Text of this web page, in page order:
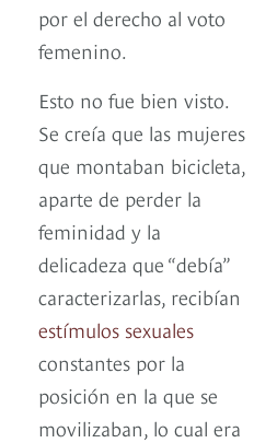
por el derecho al voto
femenino.
Esto no fue bien visto.
Se creía que las mujeres
que montaban bicicleta,
aparte de perder la
feminidad y la
delicadeza que “debía”
caracterizarlas, recibían
estímulos sexuales
constantes por la
posición en la que se
movilizaban, lo cual era